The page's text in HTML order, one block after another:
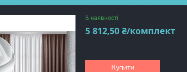
В наявності
5 812,50 ₴/комплект
Купити